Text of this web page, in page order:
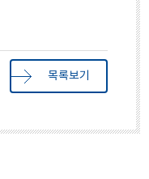
목록보기